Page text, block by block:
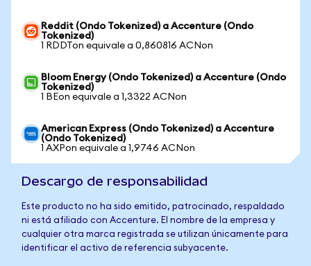
Reddit (Ondo Tokenized) a Accenture (Ondo
Tokenized)
1 RDDTon equivale a 0,860816 ACNon
Bloom Energy (Ondo Tokenized) a Accenture (Ondo
Tokenized)
1 BEon equivale a 1,3322 ACNon
American Express (Ondo Tokenized) a Accenture
(Ondo Tokenized)
1 AXPon equivale a 1,9746 ACNon
Descargo de responsabilidad
Este producto no ha sido emitido, patrocinado, respaldado
ni está afiliado con Accenture. El nombre de la empresa y
cualquier otra marca registrada se utilizan únicamente para
identificar el activo de referencia subyacente.